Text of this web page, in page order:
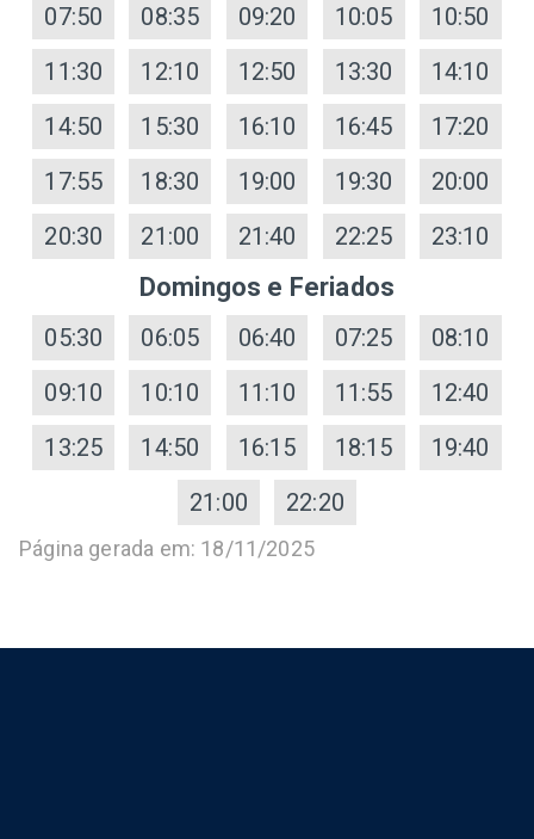
07:50
08:35 09:20 10:05
10:50
11:30
12:10 12:50 13:30
14:10
14:50
15:30 16:10 16:45
17:20
17:55
18:30 19:00 19:30
20:00
20:30
21:00 21:40 22:25 23:10
Domingos e Feriados
05:30 06:05 06:40 07:25
08:10
09:10
10:10 11:10 11:55
12:40
13:25
14:50 16:15 18:15
19:40
21:00
22:20
Página gerada em: 18/11/2025